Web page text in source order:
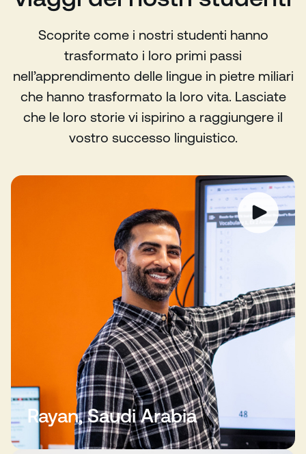
Scoprite come i nostri studenti hanno
trasformato i loro primi passi
nell’apprendimento delle lingue in pietre miliari
che hanno trasformato la loro vita. Lasciate
che le loro storie vi ispirino a raggiungere il
vostro successo linguistico.
Rayan, Saudi Arabia